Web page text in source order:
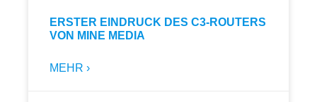
ERSTER EINDRUCK DES C3-ROUTERS
VON MINE MEDIA
MEHR ›